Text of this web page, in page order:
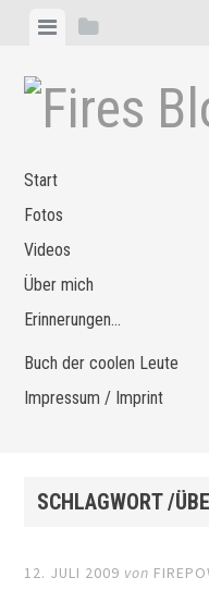
Zum
springen
MenüSeitenleiste
Start
Fotos
Videos
Über mich
Erinnerungen…
Buch der coolen Leute
Impressum / Imprint
SCHLAGWORT /
12. JULI 2009 von